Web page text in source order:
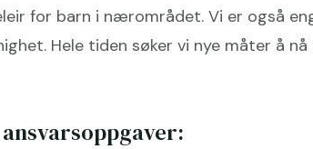
for barn i nærområdet. Vi er også
Hele tiden søker vi nye måter å